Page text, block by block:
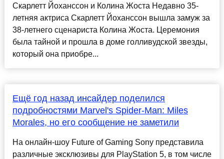
Скарлетт Йоханссон и Колина Жоста Недавно 35-
летняя актриса Скарлетт Йоханссон вышла замуж за
38-летнего сценариста Колина Жоста. Церемония
была тайной и прошла в доме голливудской звезды,
который она приобре...
Ещё год назад инсайдер поделился
подробностями Marvel's Spider-Man: Miles
Morales, но его сообщение не заметили
На онлайн-шоу Future of Gaming Sony представила
различные эксклюзивы для PlayStation 5, в том числе